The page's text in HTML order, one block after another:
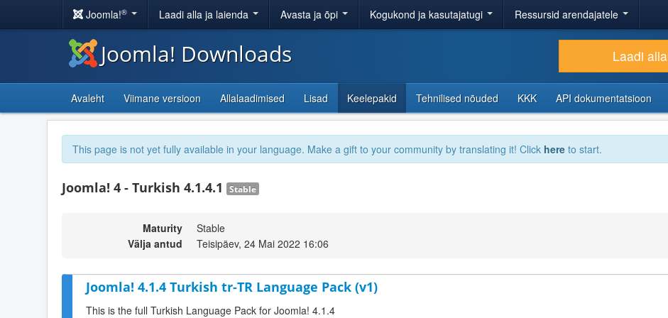
Joomla!® Laadi alla ja laienda Avasta ja õpi Kogukond ja kasutajatugi Ressursid arendajatele
Joomla! Downloads Laadi alla
Avaleht Viimane versioon Allalaadimised Lisad Keelepakid Tehnilised nõuded KKK API dokumentatsioon
This page is not yet fully available in your language. Make a gift to your community by translating it! Click here to start.
Joomla! 4 - Turkish 4.1.4.1 Stable
Maturity
Stable
Välja antud
Teisipäev, 24 Mai 2022 16:06
Joomla! 4.1.4 Turkish tr-TR Language Pack (v1)
This is the full Turkish Language Pack for Joomla! 4.1.4